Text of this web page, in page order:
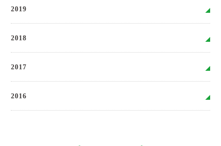
2019
2018
2017
2016